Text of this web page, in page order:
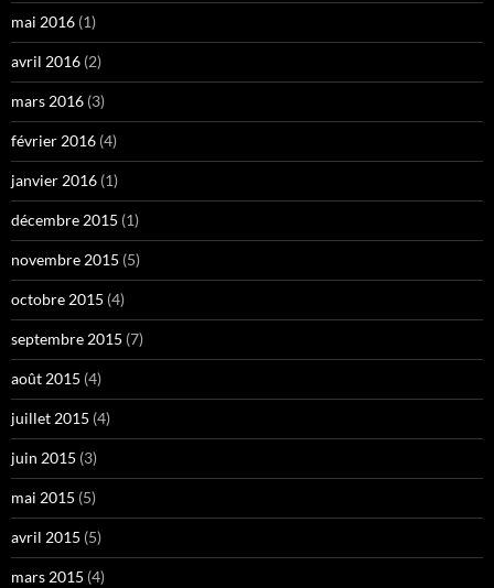
mai 2016 (1)
avril 2016 (2)
mars 2016 (3)
février 2016 (4)
janvier 2016 (1)
décembre 2015 (1)
novembre 2015 (5)
octobre 2015 (4)
septembre 2015 (7)
août 2015 (4)
juillet 2015 (4)
juin 2015 (3)
mai 2015 (5)
avril 2015 (5)
mars 2015 (4)